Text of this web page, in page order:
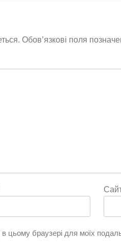
Обов’язкові поля
цьому браузері для моїх